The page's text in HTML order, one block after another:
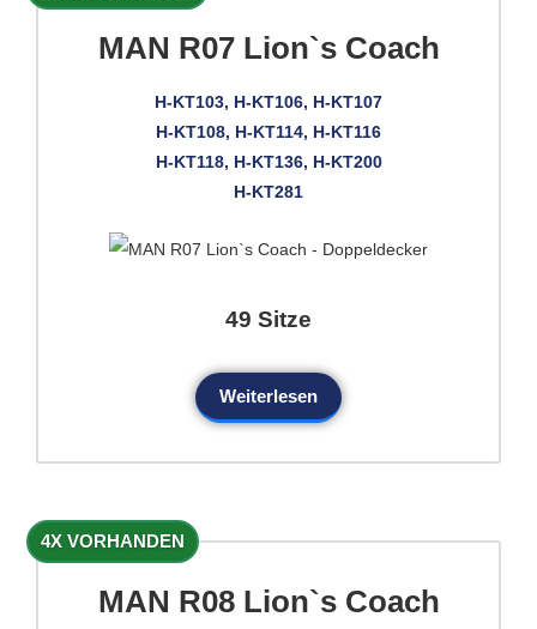
MAN R07 Lion`s Coach
H-KT103, H-KT106, H-KT107
H-KT108, H-KT114, H-KT116
H-KT118, H-KT136, H-KT200
H-KT281
49 Sitze
Weiterlesen
4X VORHANDEN
MAN R08 Lion`s Coach